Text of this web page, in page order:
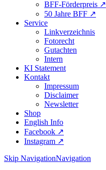
BFF-Förderpreis ↗︎
50 Jahre BFF ↗︎
Service
Linkverzeichnis
Fotorecht
Gutachten
Intern
KI Statement
Kontakt
Impressum
Disclaimer
Newsletter
Shop
English Info
Facebook ↗︎
Instagram ↗︎
Skip NavigationNavigation